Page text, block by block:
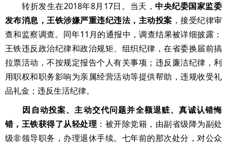
转折发生在2018年8月17日。当天，中央纪委国家监委
发布消息，王铁涉嫌严重违纪违法，主动投案 ，接受纪律审
查和监察调查。同年11月的通报中，调查结果被详细披露：
王铁违反政治纪律和政治规矩、组织纪律，在省委换届前搞
拉票活动，不按规定报告个人有关事项；违反廉洁纪律，利
用职权和职务影响为亲属经营活动等提供帮助，违规收受礼
品礼金；违反生活纪律。
因自动投案、主动交代问题并全额退赃、真诚认错悔
错，王铁获得了从轻处理 ：被开除党籍，由副省级降为副处
级非领导职务，办理退休手续。七年前的那次处分，对公众